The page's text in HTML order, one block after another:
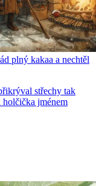
plný kakaa a nechtěl
střechy tak
jménem